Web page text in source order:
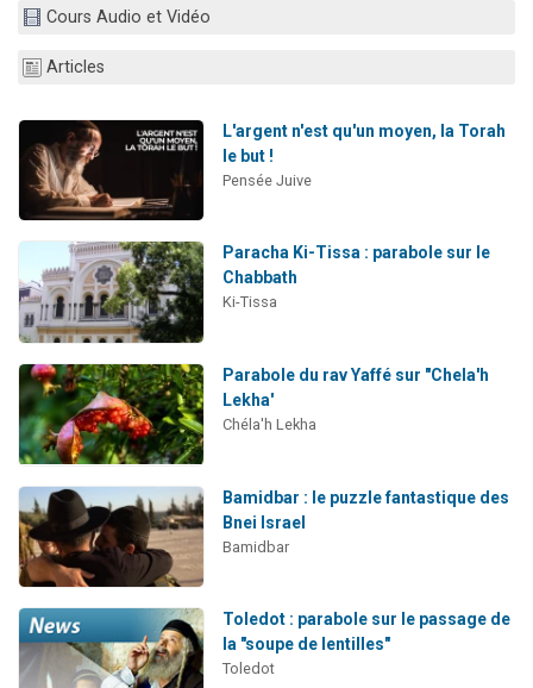
Il reste 49 places pour étudier en groupe sur Zoom
2 personnes viennent de nous rejoindre sur WhatsApp
Cours Audio et Vidéo
Articles
L'argent n'est qu'un moyen, la Torah
le but !
Pensée Juive
Paracha Ki-Tissa : parabole sur le
Chabbath
Ki-Tissa
Parabole du rav Yaffé sur "Chela'h
Lekha'
Chéla'h Lekha
Bamidbar : le puzzle fantastique des
Bnei Israel
Bamidbar
Toledot : parabole sur le passage de
la "soupe de lentilles"
Toledot